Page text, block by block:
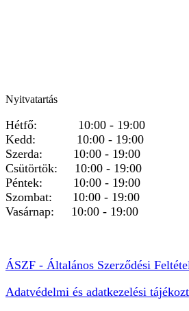
Nyitvatartás
Hétfő: 10:00 - 19:00
Kedd: 10:00 - 19:00
Szerda: 10:00 - 19:00
Csütörtök: 10:00 - 19:00
Péntek: 10:00 - 19:00
Szombat: 10:00 - 19:00
Vasárnap: 10:00 - 19:00
ÁSZF - Általános Szerződési
Adatvédelmi és adatkezelési